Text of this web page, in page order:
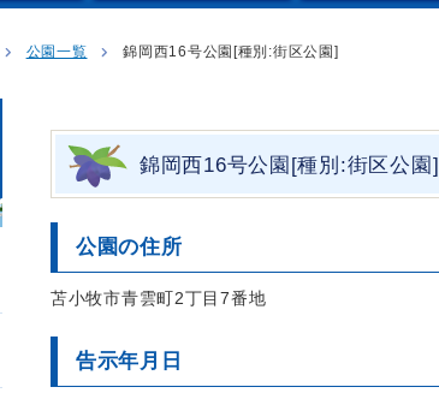
公園一覧 錦岡西16号公園[種別:街区公園]
錦岡西16号公園[種別:街区公園]
公園の住所
苫小牧市青雲町2丁目7番地
告示年月日